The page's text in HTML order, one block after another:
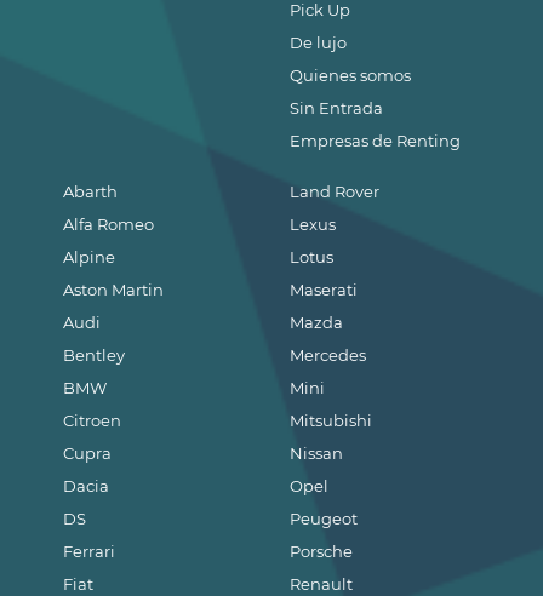
Abarth
Alfa Romeo
Alpine
Aston Martin
Audi
Bentley
BMW
Citroen
Cupra
Dacia
DS
Ferrari
Fiat
Land Rover
Lexus
Lotus
Maserati
Mazda
Mercedes
Mini
Mitsubishi
Nissan
Opel
Peugeot
Porsche
Renault
Pick Up
De lujo
Quienes somos
Sin Entrada
Empresas de Renting